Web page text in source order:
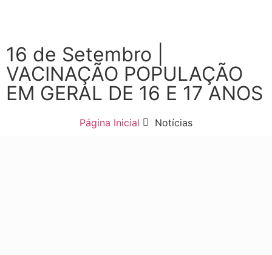
16 de Setembro |
VACINAÇÃO POPULAÇÃO
EM GERAL DE 16 E 17 ANOS
Página Inicial Notícias